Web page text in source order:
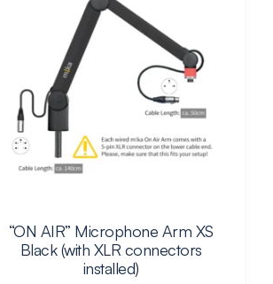
“ON AIR” Microphone Arm XS
Black (with XLR connectors
installed)